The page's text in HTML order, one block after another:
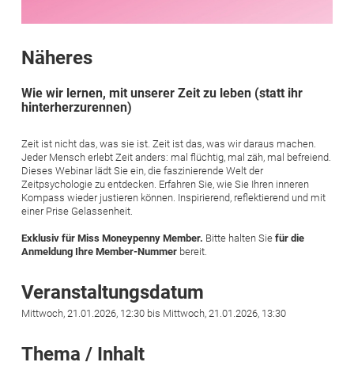
Näheres
Wie wir lernen, mit unserer Zeit zu leben (statt ihr
hinterherzurennen)
Zeit ist nicht das, was sie ist. Zeit ist das, was wir daraus machen.
Jeder Mensch erlebt Zeit anders: mal flüchtig, mal zäh, mal befreiend.
Dieses Webinar lädt Sie ein, die faszinierende Welt der
Zeitpsychologie zu entdecken. Erfahren Sie, wie Sie Ihren inneren
Kompass wieder justieren können. Inspirierend, reflektierend und mit
einer Prise Gelassenheit.
Exklusiv für Miss Moneypenny Member. Bitte halten Sie für die
Anmeldung Ihre Member-Nummer bereit.
Veranstaltungsdatum
Mittwoch, 21.01.2026, 12:30 bis Mittwoch, 21.01.2026, 13:30
Thema / Inhalt